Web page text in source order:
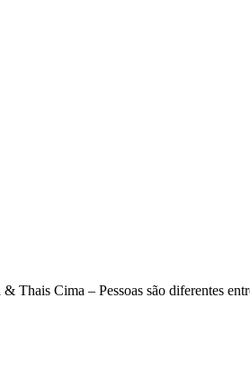
Cima – Pessoas são diferentes